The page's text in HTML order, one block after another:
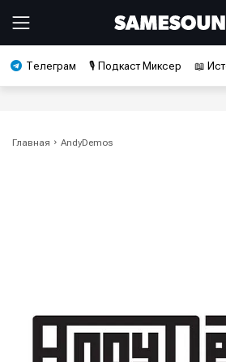
Телеграм 🎙️ Подкаст Миксер 📖
Главная AndyDemos